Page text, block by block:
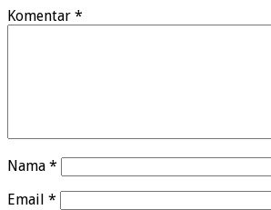
Komentar *
Nama *
Email *